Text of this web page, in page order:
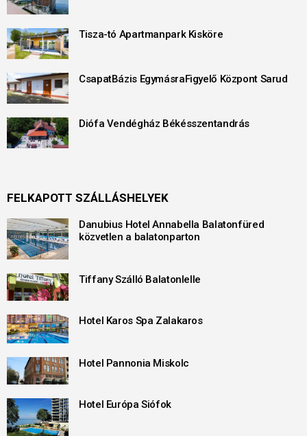
Tisza-tó Apartmanpark Kisköre
CsapatBázis EgymásraFigyelő Központ Sarud
Diófa Vendégház Békésszentandrás
FELKAPOTT SZÁLLÁSHELYEK
Danubius Hotel Annabella Balatonfüred
közvetlen a balatonparton
Tiffany Szálló Balatonlelle
Hotel Karos Spa Zalakaros
Hotel Pannonia Miskolc
Hotel Európa Siófok